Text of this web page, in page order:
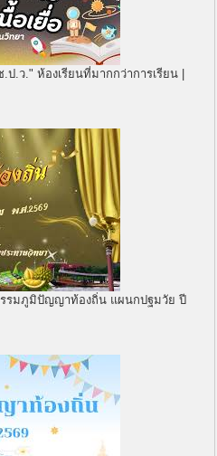
ป.ว." ห้องเรียนที่มากกว่าการเรียน |
รรมภูมิปัญญาท้องถิ่น แผนกปฐมวัย ปี